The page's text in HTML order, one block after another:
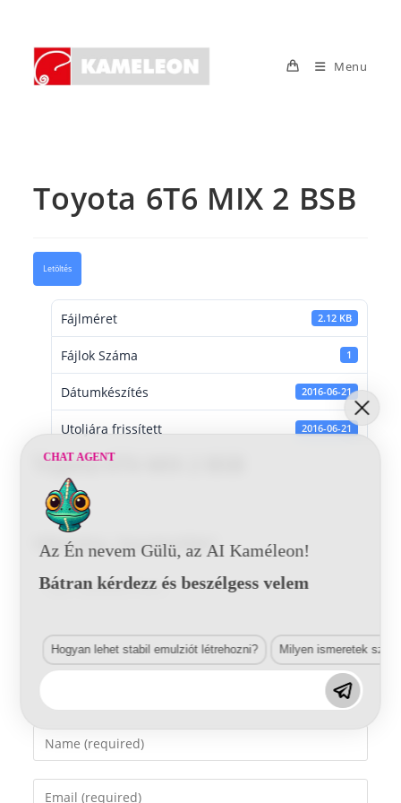
content
Menu
Toyota 6T6 MIX 2 BSB
Letöltés
Fájlméret 2.12 KB
Fájlok Száma 1
Dátumkészítés 2016-06-21
Utoljára frissített 2016-06-21
Toyota 6T6 MIX 2 BSB
Vélemény, hozzászólás?
Comment
Enter
your
name
Enter
CHAT AGENT
Az Én nevem Gülü, az AI Kaméleon!
Bátran kérdezz és beszélgess velem
Hogyan lehet stabil emulziót létrehozni? Milyen ismeretek